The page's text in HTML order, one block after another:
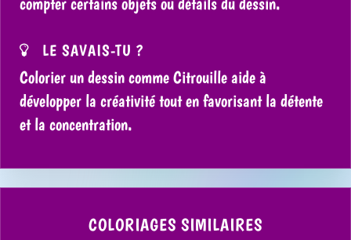
LE SAVAIS-TU ?
Colorier un dessin comme Citrouille aide à
développer la créativité tout en favorisant la détente
et la concentration.
COLORIAGES SIMILAIRES